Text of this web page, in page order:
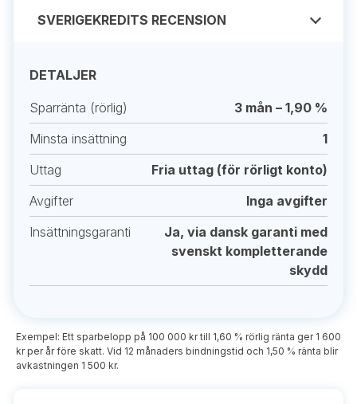
SVERIGEKREDITS RECENSION
DETALJER
Sparränta (rörlig)
3 mån – 1,90 %
Minsta insättning
1
Uttag
Fria uttag (för rörligt konto)
Avgifter
Inga avgifter
Insättningsgaranti
Ja, via dansk garanti med
svenskt kompletterande
skydd
Exempel: Ett sparbelopp på 100 000 kr till 1,60 % rörlig ränta ger 1 600
kr per år före skatt. Vid 12 månaders bindningstid och 1,50 % ränta blir
avkastningen 1 500 kr.